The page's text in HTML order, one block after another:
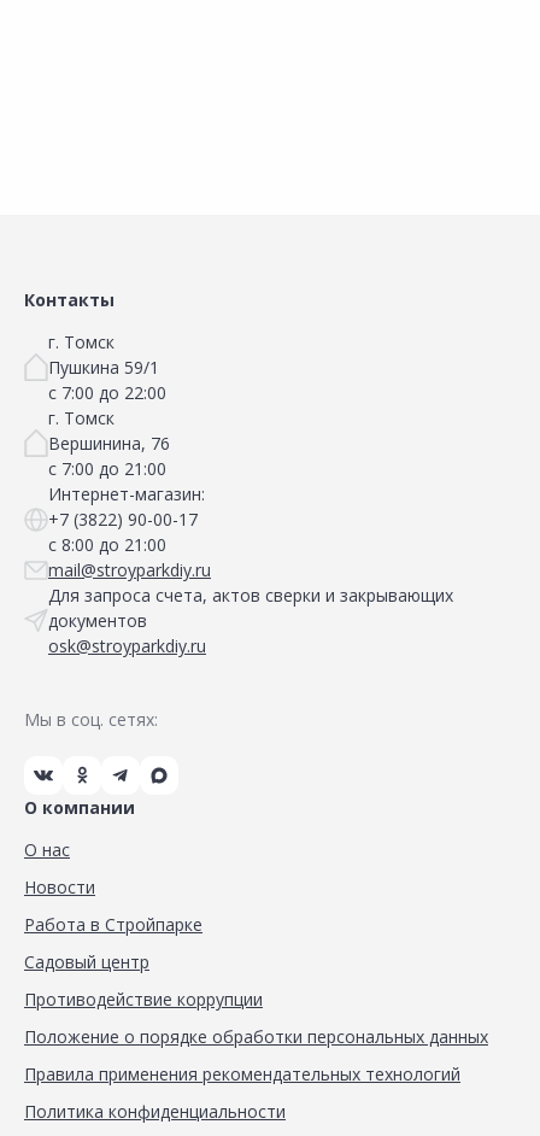
Контакты
г. Томск
Пушкина 59/1
с 7:00 до 22:00
г. Томск
Вершинина, 76
с 7:00 до 21:00
Интернет-магазин:
+7 (3822) 90-00-17
с 8:00 до 21:00
mail@stroyparkdiy.ru
Для запроса счета, актов сверки и закрывающих
документов
osk@stroyparkdiy.ru
Мы в соц. сетях:
О компании
О нас
Новости
Работа в Стройпарке
Садовый центр
Противодействие коррупции
Положение о порядке обработки персональных данных
Правила применения рекомендательных технологий
Политика конфиденциальности